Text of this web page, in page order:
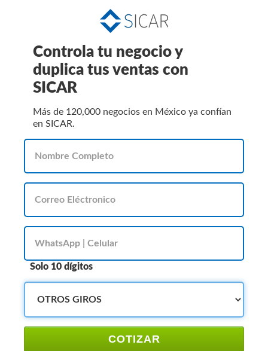
Controla tu negocio y
duplica tus ventas con
SICAR
Más de 120,000 negocios en México ya confían
en SICAR.
Solo 10 dígitos
COTIZAR